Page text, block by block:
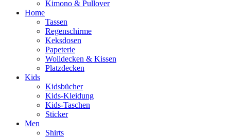
Kimono & Pullover
Home
Tassen
Regenschirme
Keksdosen
Papeterie
Wolldecken & Kissen
Platzdecken
Kids
Kidsbücher
Kids-Kleidung
Kids-Taschen
Sticker
Men
Shirts